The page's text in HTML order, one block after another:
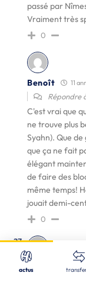
Recherche
passé par
Vraiment très
0
Benoît 11
Répondre
C'est vrai que
ne trouve plus
Syahn). Que
que ça ne fait
élégant
de faire des
même temps!
jouait demi-
0
actus
EDF (M) U18 - 1/4
37